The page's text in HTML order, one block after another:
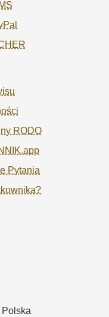
RODO
Pytania
Polska